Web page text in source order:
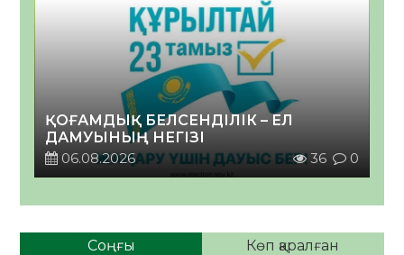
ҚОҒАМДЫҚ БЕЛСЕНДІЛІК – ЕЛ
ДАМУЫНЫҢ НЕГІЗІ
06.08.2026
36 0
Соңғы Көп қаралған